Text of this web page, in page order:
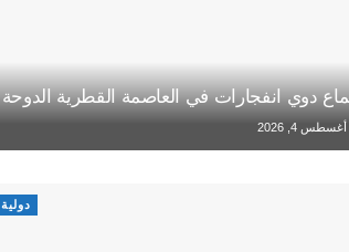
دوي انفجارات في العاصمة القطرية الدوحة
أغسطس 4, 2026
دولية